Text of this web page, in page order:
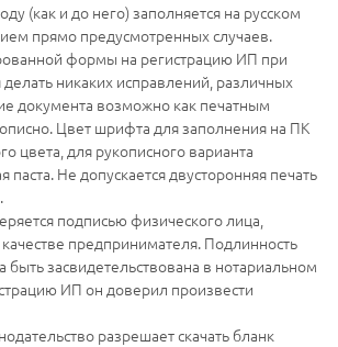
(как и до него) заполняется на русском
прямо предусмотренных случаев.
формы на регистрацию ИП при
никаких исправлений, различных
документа возможно как печатным
Цвет шрифта для заполнения на ПК
цвета, для рукописного варианта
паста. Не допускается двусторонняя печать
подписью физического лица,
предпринимателя. Подлинность
быть засвидетельствована в нотариальном
ИП он доверил произвести
разрешает скачать бланк